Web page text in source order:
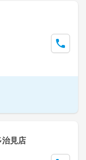
治見店